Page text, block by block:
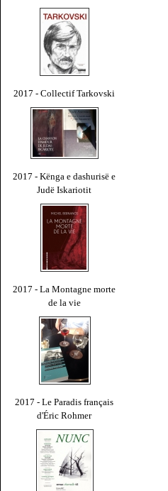
2017 - Collectif Tarkovski
2017 - Kënga e dashurisë e
Judë Iskariotit
2017 - La Montagne morte
de la vie
2017 - Le Paradis français
d'Éric Rohmer